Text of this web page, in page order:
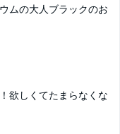
ムの大人ブラックのお
欲しくてたまらなくな